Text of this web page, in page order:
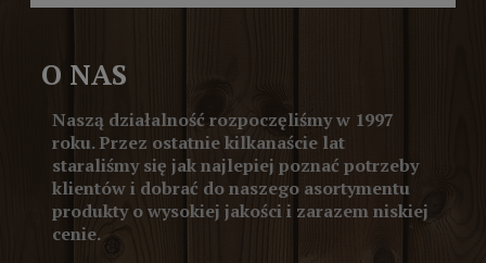
O NAS
Naszą działalność rozpoczęliśmy w 1997
roku. Przez ostatnie kilkanaście lat
staraliśmy się jak najlepiej poznać potrzeby
klientów i dobrać do naszego asortymentu
produkty o wysokiej jakości i zarazem niskiej
cenie.